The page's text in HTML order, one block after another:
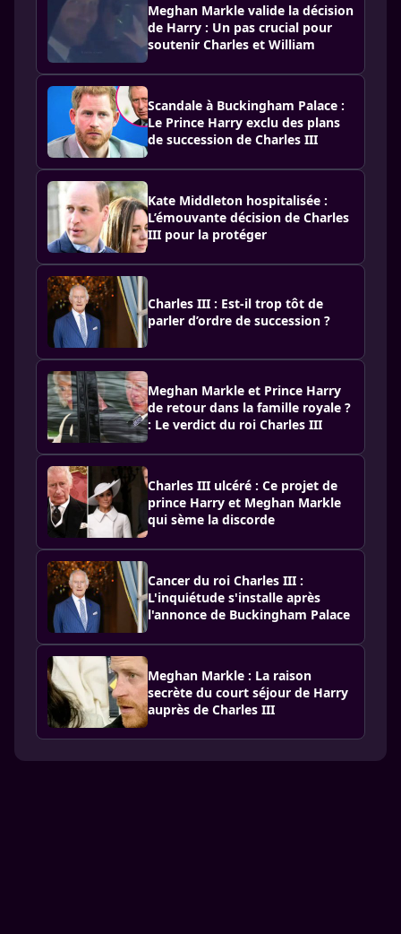
Meghan Markle valide la décision
de Harry : Un pas crucial pour
soutenir Charles et William
Scandale à Buckingham Palace :
Le Prince Harry exclu des plans
de succession de Charles III
Kate Middleton hospitalisée :
L’émouvante décision de Charles
III pour la protéger
Charles III : Est-il trop tôt de
parler d’ordre de succession ?
Meghan Markle et Prince Harry
de retour dans la famille royale ?
: Le verdict du roi Charles III
Charles III ulcéré : Ce projet de
prince Harry et Meghan Markle
qui sème la discorde
Cancer du roi Charles III :
L'inquiétude s'installe après
l'annonce de Buckingham Palace
Meghan Markle : La raison
secrète du court séjour de Harry
auprès de Charles III